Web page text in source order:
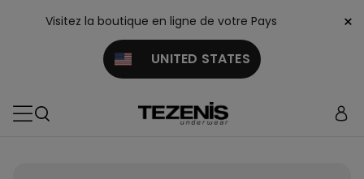
Visitez la boutique en ligne de votre Pays
UNITED STATES
×